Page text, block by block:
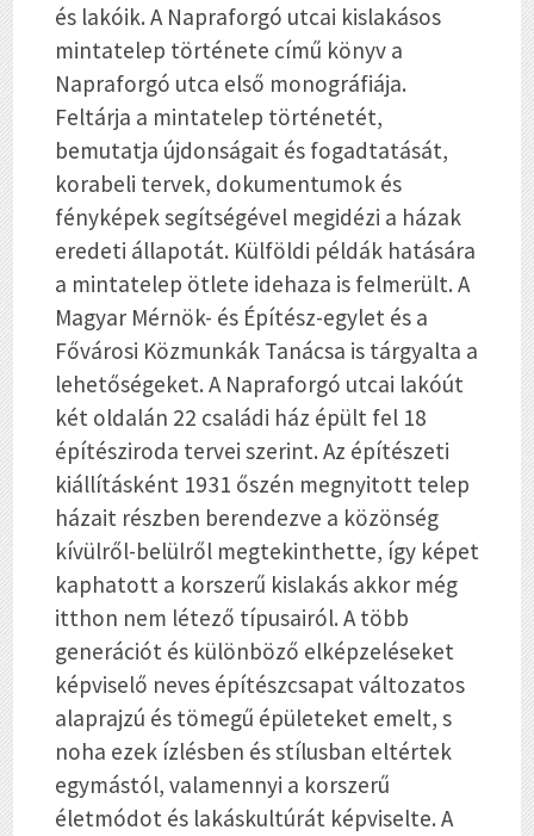
és lakóik. A Napraforgó utcai kislakásos
mintatelep története című könyv a
Napraforgó utca első monográfiája.
Feltárja a mintatelep történetét,
bemutatja újdonságait és fogadtatását,
korabeli tervek, dokumentumok és
fényképek segítségével megidézi a házak
eredeti állapotát. Külföldi példák hatására
a mintatelep ötlete idehaza is felmerült. A
Magyar Mérnök- és Építész-egylet és a
Fővárosi Közmunkák Tanácsa is tárgyalta a
lehetőségeket. A Napraforgó utcai lakóút
két oldalán 22 családi ház épült fel 18
építésziroda tervei szerint. Az építészeti
kiállításként 1931 őszén megnyitott telep
házait részben berendezve a közönség
kívülről-belülről megtekinthette, így képet
kaphatott a korszerű kislakás akkor még
itthon nem létező típusairól. A több
generációt és különböző elképzeléseket
képviselő neves építészcsapat változatos
alaprajzú és tömegű épületeket emelt, s
noha ezek ízlésben és stílusban eltértek
egymástól, valamennyi a korszerű
életmódot és lakáskultúrát képviselte. A